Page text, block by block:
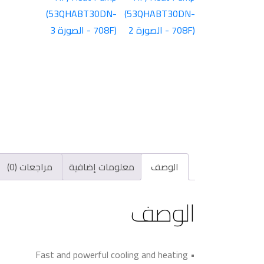
الوصف معلومات إضافية مراجعات (0)
الوصف
• Fast and powerful cooling and heating